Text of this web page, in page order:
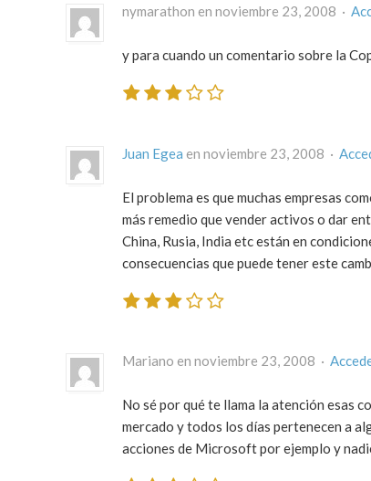
nymarathon en noviembre 23, 2008 ·
y para cuando un comentario sobre la
Juan Egea en noviembre 23, 2008 ·
El problema es que muchas empresas
más remedio que vender activos o dar
China, Rusia, India etc están en
consecuencias que puede tener este
Mariano en noviembre 23, 2008 ·
No sé por qué te llama la atención esas
mercado y todos los días pertenecen a
acciones de Microsoft por ejemplo y